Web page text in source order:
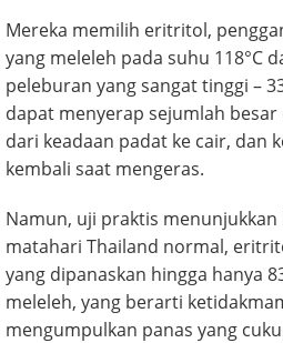
Mereka memilih eritritol,
yang meleleh pada suhu 118°C
peleburan yang sangat tinggi –
dapat menyerap sejumlah
dari keadaan padat ke cair, dan
kembali saat mengeras.
Namun, uji praktis
matahari Thailand normal,
yang dipanaskan hingga hanya
meleleh, yang berarti
mengumpulkan panas yang